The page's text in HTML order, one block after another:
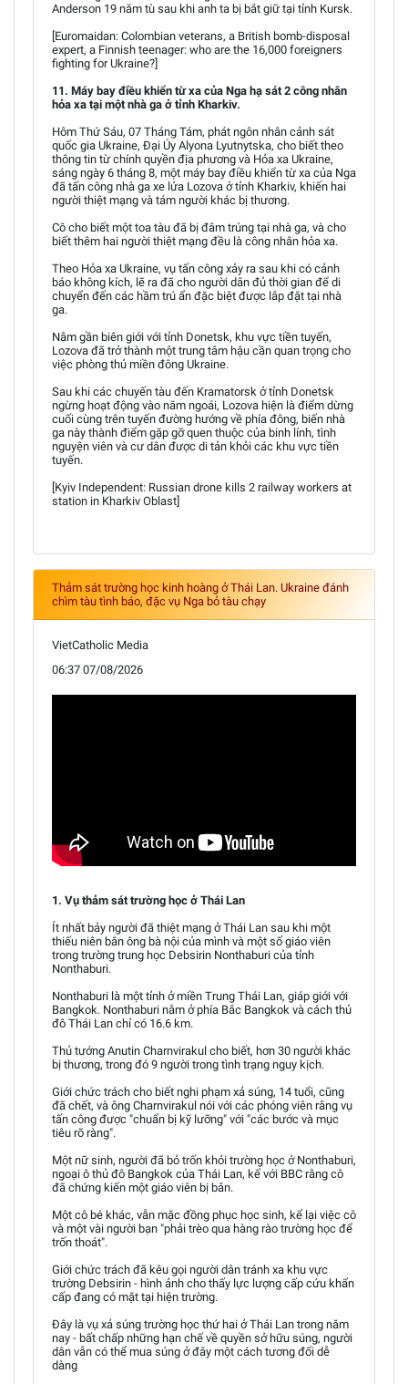
Anderson 19 năm tù sau khi anh ta bị bắt giữ tại tỉnh Kursk.
[Euromaidan: Colombian veterans, a British bomb-disposal
expert, a Finnish teenager: who are the 16,000 foreigners
fighting for Ukraine?]
11. Máy bay điều khiển từ xa của Nga hạ sát 2 công nhân
hỏa xa tại một nhà ga ở tỉnh Kharkiv.
Hôm Thứ Sáu, 07 Tháng Tám, phát ngôn nhân cảnh sát
quốc gia Ukraine, Đại Úy Alyona Lyutnytska, cho biết theo
thông tin từ chính quyền địa phương và Hỏa xa Ukraine,
sáng ngày 6 tháng 8, một máy bay điều khiển từ xa của Nga
đã tấn công nhà ga xe lửa Lozova ở tỉnh Kharkiv, khiến hai
người thiệt mạng và tám người khác bị thương.
Cô cho biết một toa tàu đã bị đâm trúng tại nhà ga, và cho
biết thêm hai người thiệt mạng đều là công nhân hỏa xa.
Theo Hỏa xa Ukraine, vụ tấn công xảy ra sau khi có cảnh
báo không kích, lẽ ra đã cho người dân đủ thời gian để di
chuyển đến các hầm trú ẩn đặc biệt được lắp đặt tại nhà
ga.
Nằm gần biên giới với tỉnh Donetsk, khu vực tiền tuyến,
Lozova đã trở thành một trung tâm hậu cần quan trọng cho
việc phòng thủ miền đông Ukraine.
Sau khi các chuyến tàu đến Kramatorsk ở tỉnh Donetsk
ngừng hoạt động vào năm ngoái, Lozova hiện là điểm dừng
cuối cùng trên tuyến đường hướng về phía đông, biến nhà
ga này thành điểm gặp gỡ quen thuộc của binh lính, tình
nguyện viên và cư dân được di tản khỏi các khu vực tiền
tuyến.
[Kyiv Independent: Russian drone kills 2 railway workers at
station in Kharkiv Oblast]
Thảm sát trường học kinh hoàng ở Thái Lan. Ukraine đánh
chìm tàu tình báo, đặc vụ Nga bỏ tàu chạy
VietCatholic Media
06:37 07/08/2026
1. Vụ thảm sát trường học ở Thái Lan
Ít nhất bảy người đã thiệt mạng ở Thái Lan sau khi một
thiếu niên bắn ông bà nội của mình và một số giáo viên
trong trường trung học Debsirin Nonthaburi của tỉnh
Nonthaburi.
Nonthaburi là một tỉnh ở miền Trung Thái Lan, giáp giới với
Bangkok. Nonthaburi nằm ở phía Bắc Bangkok và cách thủ
đô Thái Lan chỉ có 16.6 km.
Thủ tướng Anutin Charnvirakul cho biết, hơn 30 người khác
bị thương, trong đó 9 người trong tình trạng nguy kịch.
Giới chức trách cho biết nghi phạm xả súng, 14 tuổi, cũng
đã chết, và ông Charnvirakul nói với các phóng viên rằng vụ
tấn công được "chuẩn bị kỹ lưỡng" với "các bước và mục
tiêu rõ ràng".
Một nữ sinh, người đã bỏ trốn khỏi trường học ở Nonthaburi,
ngoại ô thủ đô Bangkok của Thái Lan, kể với BBC rằng cô
đã chứng kiến một giáo viên bị bắn.
Một cô bé khác, vẫn mặc đồng phục học sinh, kể lại việc cô
và một vài người bạn "phải trèo qua hàng rào trường học để
trốn thoát".
Giới chức trách đã kêu gọi người dân tránh xa khu vực
trường Debsirin - hình ảnh cho thấy lực lượng cấp cứu khẩn
cấp đang có mặt tại hiện trường.
Đây là vụ xả súng trường học thứ hai ở Thái Lan trong năm
nay - bất chấp những hạn chế về quyền sở hữu súng, người
dân vẫn có thể mua súng ở đây một cách tương đối dễ
dàng